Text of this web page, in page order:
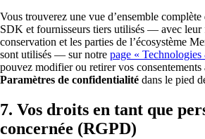
Vous trouverez une vue d’ensemble
SDK et fournisseurs tiers utilisés — avec leur
conservation et les parties de l’écosystème
sont utilisés — sur notre page «
pouvez modifier ou retirer vos
Paramètres de confidentialité dans le pied
7. Vos droits en tant que
concernée (RGPD)